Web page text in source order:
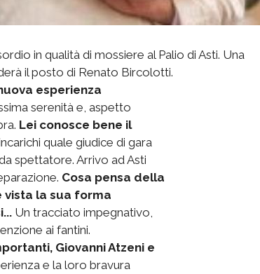
in qualità di mossiere al Palio di Asti. Una
il posto di Renato Bircolotti.
esperienza
serenità e, aspetto
Lei conosce bene il
quale giudice di gara
spettatore. Arrivo ad Asti
Cosa pensa della
vista la sua forma
Un tracciato impegnativo,
ai fantini.
Giovanni Atzeni e
e la loro bravura